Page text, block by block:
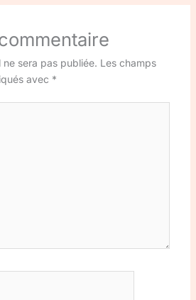
sera pas publiée. Les champs
avec *